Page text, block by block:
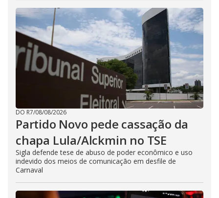
DO R7/08/08/2026
Partido Novo pede cassação da
chapa Lula/Alckmin no TSE
Sigla defende tese de abuso de poder econômico e uso
indevido dos meios de comunicação em desfile de
Carnaval